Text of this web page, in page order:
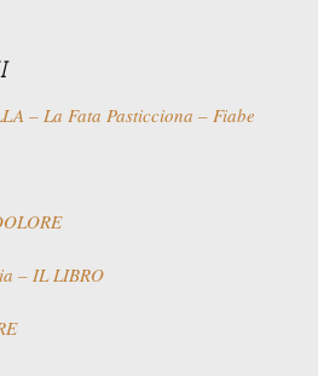
– La Fata Pasticciona – Fiabe
– IL LIBRO